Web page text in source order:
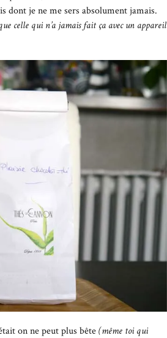
dont je ne me sers absolument jamais.
celle qui n’a jamais fait ça avec un appareil
on ne peut plus bête(même toi qui